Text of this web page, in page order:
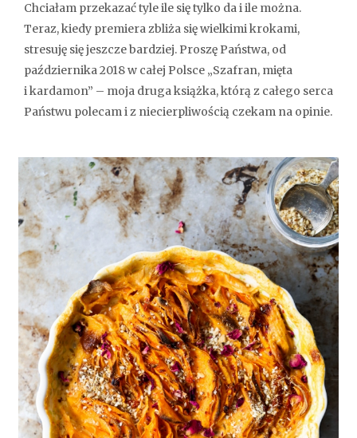
Chciałam przekazać tyle ile się tylko da i ile można.
Teraz, kiedy premiera zbliża się wielkimi krokami,
stresuję się jeszcze bardziej. Proszę Państwa, od
października 2018 w całej Polsce „Szafran, mięta
i kardamon” – moja druga książka, którą z całego serca
Państwu polecam i z niecierpliwością czekam na opinie.